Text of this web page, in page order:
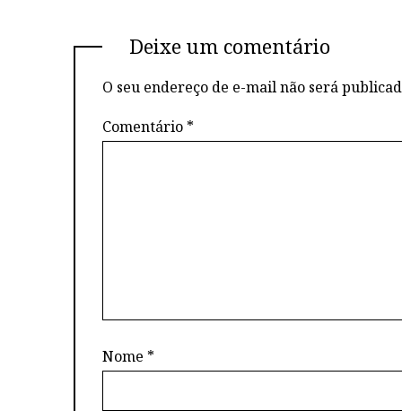
Deixe um comentário
O seu endereço de e-mail não será
Comentário *
Nome *